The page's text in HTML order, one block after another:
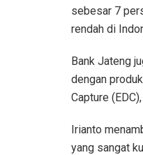
sebesar 7
rendah di
Bank Jateng
dengan
Capture
Irianto
yang sangat